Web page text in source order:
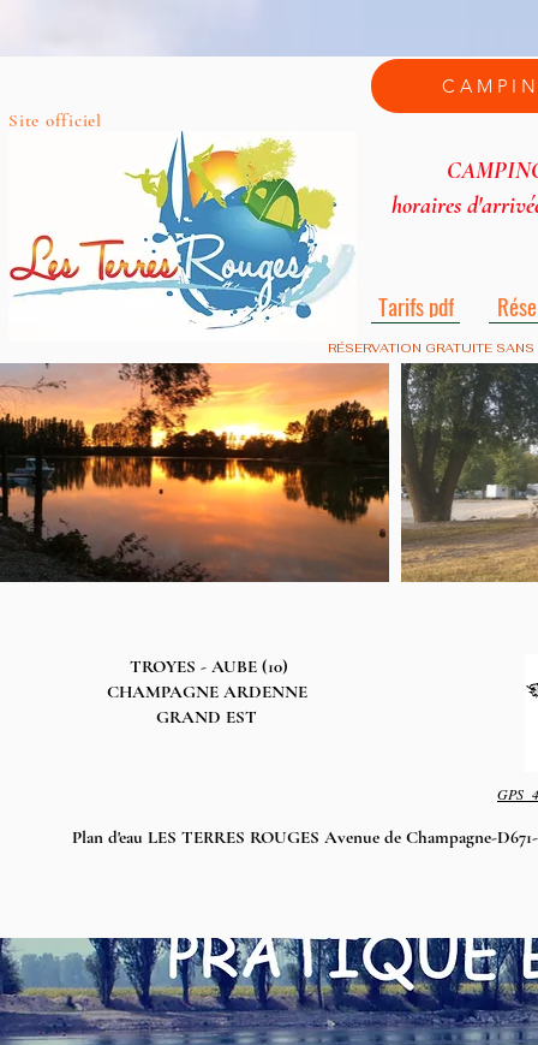
Site officiel
horaires
Tarifs pdf
RÉSERVATION GRATUITE
TROYES - AUBE (10)
CHAMPAGNE ARDENNE
GRAND EST
GPS
Plan d'eau LES TERRES ROUGES Avenue de Champagne-